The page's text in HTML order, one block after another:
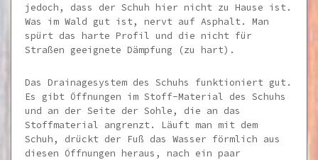
jedoch, dass der Schuh hier nicht zu Hause ist.
Was im Wald gut ist, nervt auf Asphalt. Man
spürt das harte Profil und die nicht für
Straßen geeignete Dämpfung (zu hart).
Das Drainagesystem des Schuhs funktioniert gut.
Es gibt Öffnungen im Stoff-Material des Schuhs
und an der Seite der Sohle, die an das
Stoffmaterial angrenzt. Läuft man mit dem
Schuh, drückt der Fuß das Wasser förmlich aus
diesen Öffnungen heraus, nach ein paar